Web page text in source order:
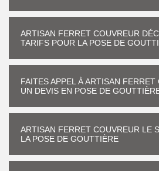
ARTISAN FERRET COUVREUR
TARIFS POUR LA POSE DE
FAITES APPEL À ARTISAN
UN DEVIS EN POSE DE
ARTISAN FERRET COUVREUR LE
LA POSE DE GOUTTIÈRE